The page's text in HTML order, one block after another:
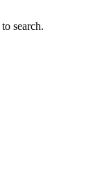
search.